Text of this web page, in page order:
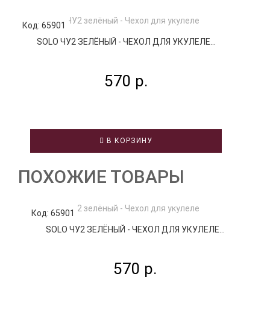
Код: 65901
SOLO ЧУ2 ЗЕЛЁНЫЙ - ЧЕХОЛ ДЛЯ УКУЛЕЛЕ...
570 р.
В КОРЗИНУ
ПОХОЖИЕ ТОВАРЫ
Код: 65901
SOLO ЧУ2 ЗЕЛЁНЫЙ - ЧЕХОЛ ДЛЯ УКУЛЕЛЕ...
570 р.